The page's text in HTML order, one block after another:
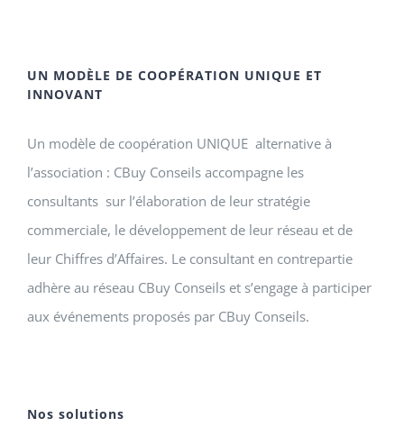
UN MODÈLE DE COOPÉRATION UNIQUE ET
INNOVANT
Un modèle de coopération UNIQUE alternative à
l’association : CBuy Conseils accompagne les
consultants sur l’élaboration de leur stratégie
commerciale, le développement de leur réseau et de
leur Chiffres d’Affaires. Le consultant en contrepartie
adhère au réseau CBuy Conseils et s’engage à participer
aux événements proposés par CBuy Conseils.
Nos solutions